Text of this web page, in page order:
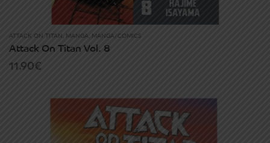
ATTACK ON TITAN MANGA, MANGA/COMICS
Attack On Titan Vol. 8
11.90€